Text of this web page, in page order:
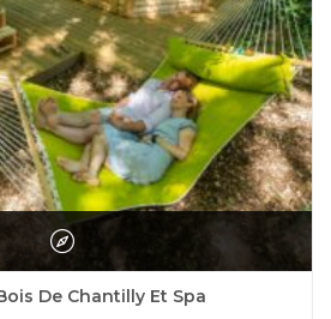
De Chantilly Et Spa